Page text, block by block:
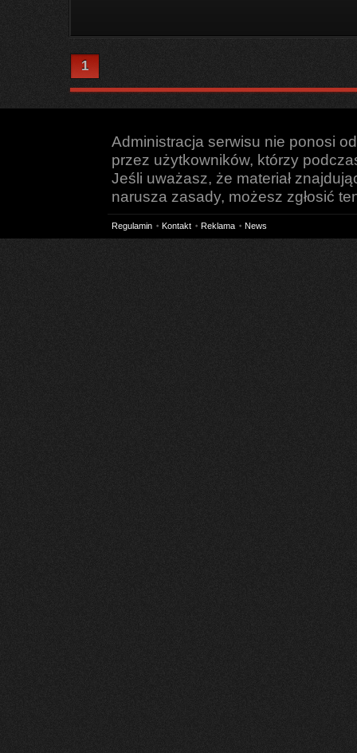
1
Administracja serwisu nie ponosi
przez użytkowników, którzy
Jeśli uważasz, że materiał
narusza zasady, możesz zgłosić
Regulamin Kontakt Reklama News